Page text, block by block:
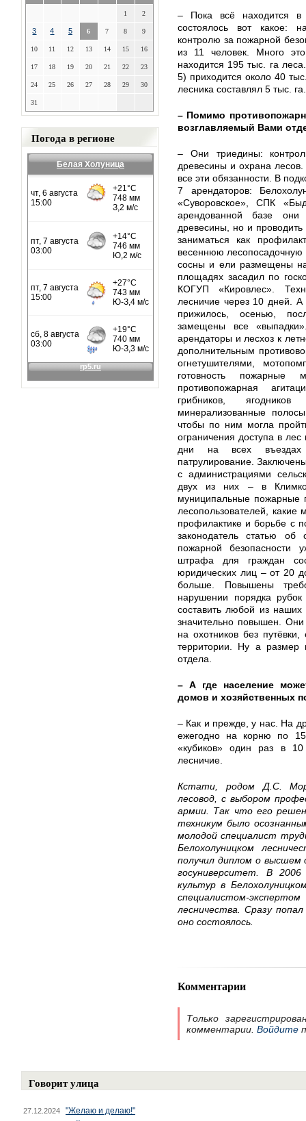
1 2
3 4 5 6 7 8 9
10 11 12 13 14 15 16
17 18 19 20 21 22 23
24 25 26 27 28 29 30
31
Погода в регионе
Белая Холуница
– Пока всё находится в
состоялось вот какое:
контролю за пожарной
из 11 человек. Много
находится 195 тыс. га
5) приходится около 40
лесника составлял 5 тыс.
– Помимо
возглавляемый Вами
– Они триедины:
древесины и охрана
все эти обязанности. В
7 арендаторов:
«Суворовское», СПК
арендованной базе они
древесины, но и проводить
заниматься как
весеннюю
сосны и ели размещены
площадях засадил по
КОГУП «Кировлес».
лесничие через 10 дней. А
прижилось, осенью,
замещены все
арендаторы и лесхоз к
дополнительным
огнетушителями,
готовность
противопожарная
грибников,
минерализованные
чтобы по ним могла
ограничения доступа в
дни на всех въездах
патрулирование.
с администрациями
двух из них – в
муниципальные пожарные
лесопользователей,
профилактике и борьбе с
законодатель статью об
пожарной безопасности
штрафа для граждан
юридических лиц – от 20
больше. Повышены
нарушении порядка
составить любой из наших
значительно повышен. Они
на охотников без
территории. Ну а размер
отдела.
– А где население
домов и хозяйственных
– Как и прежде, у нас. На
ежегодно на корню по
«кубиков» один раз в
лесничие.
Кстати, родом Д.С.
лесовод, с выбором
армии. Так что его
техникум было
молодой специалист
Белохолуницком
получил диплом о высшем
госуниверситет. В
культур в
специалистом-
лесничества. Сразу
оно состоялось.
Комментарии
Только
комментарии. Войдите
Говорит улица
27.12.2024 "Желаю и делаю!"